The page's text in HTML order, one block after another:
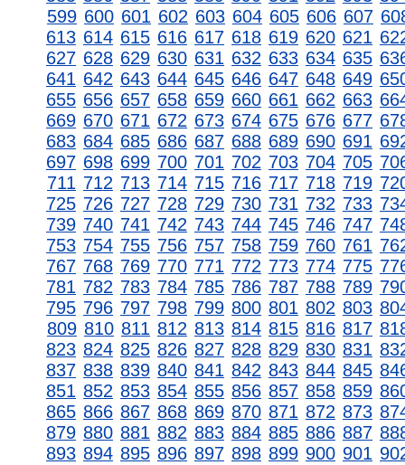
599 600 601 602 603 604 605 606 607
613 614 615 616 617 618 619 620 621
627 628 629 630 631 632 633 634 635
641 642 643 644 645 646 647 648 649
655 656 657 658 659 660 661 662 663
669 670 671 672 673 674 675 676 677
683 684 685 686 687 688 689 690 691
697 698 699 700 701 702 703 704 705
711 712 713 714 715 716 717 718 719
725 726 727 728 729 730 731 732 733
739 740 741 742 743 744 745 746 747
753 754 755 756 757 758 759 760 761
767 768 769 770 771 772 773 774 775
781 782 783 784 785 786 787 788 789
795 796 797 798 799 800 801 802 803
809 810 811 812 813 814 815 816 817
823 824 825 826 827 828 829 830 831
837 838 839 840 841 842 843 844 845
851 852 853 854 855 856 857 858 859
865 866 867 868 869 870 871 872 873
879 880 881 882 883 884 885 886 887
893 894 895 896 897 898 899 900 901